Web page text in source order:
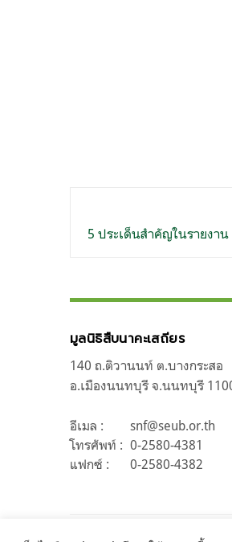
เรื่อง
5 ประเด็นสำคัญในรายงา
มูลนิธิสืบนาคะเสถียร
140 ถ.ติวานนท์ ต.บางกระสอ
อ.เมืองนนทบุรี จ.นนทบุรี
อีเมล :
snf@seub.or.th
โทรศัพท์ : 0-2580-4381
แฟกซ์ :
0-2580-4382